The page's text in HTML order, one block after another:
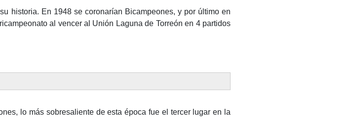
historia. En 1948 se coronarían Bicampeones, y por último en
al vencer al Unión Laguna de Torreón en 4 partidos
lo más sobresaliente de esta época fue el tercer lugar en la